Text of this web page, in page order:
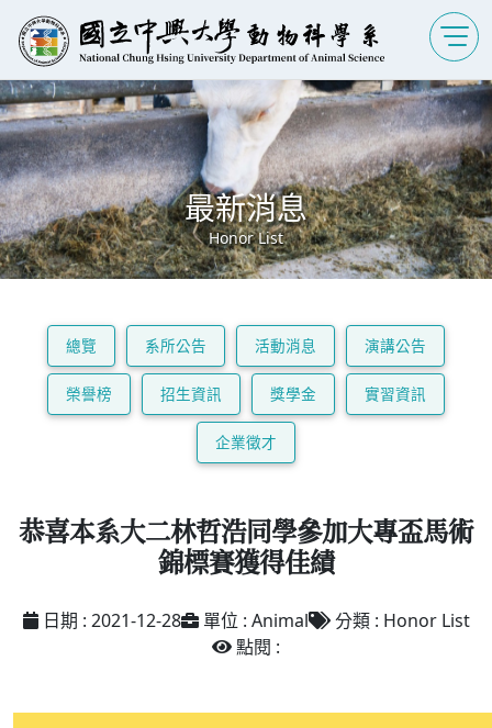
最新消息
Honor List
總覽 系所公告 活動消息 演講公告
榮譽榜 招生資訊 獎學金 實習資訊
企業徵才
恭喜本系大二林哲浩同學參加大專盃馬術
錦標賽獲得佳績
日期 : 2021-12-28 單位 : Animal
分類 : Honor List
點閱 :